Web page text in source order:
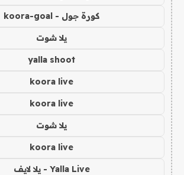
كورة جول - koora-goal
يلا شوت
yalla shoot
koora live
koora live
يلا شوت
koora live
Yalla Live - يلا لايف